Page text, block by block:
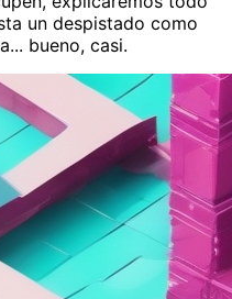
un despistado como
bueno, casi.